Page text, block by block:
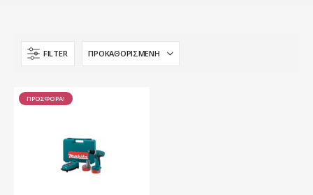
FILTER
ΠΡΟΣΦΟΡΑ!